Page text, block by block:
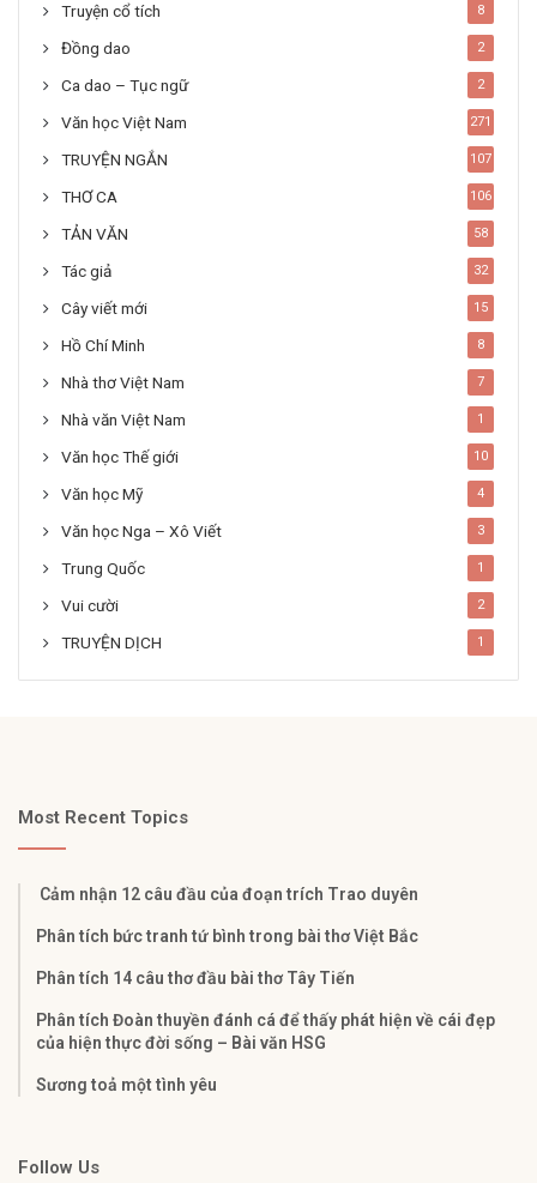
Truyện cổ tích 8
Đồng dao 2
Ca dao – Tục ngữ 2
Văn học Việt Nam 271
TRUYỆN NGẮN 107
THƠ CA 106
TẢN VĂN 58
Tác giả 32
Cây viết mới 15
Hồ Chí Minh 8
Nhà thơ Việt Nam 7
Nhà văn Việt Nam 1
Văn học Thế giới 10
Văn học Mỹ 4
Văn học Nga – Xô Viết 3
Trung Quốc 1
Vui cười 2
TRUYỆN DỊCH 1
Most Recent Topics
Cảm nhận 12 câu đầu của đoạn trích Trao duyên
Phân tích bức tranh tứ bình trong bài thơ Việt Bắc
Phân tích 14 câu thơ đầu bài thơ Tây Tiến
Phân tích Đoàn thuyền đánh cá để thấy phát hiện về cái đẹp
của hiện thực đời sống – Bài văn HSG
Sương toả một tình yêu
Follow Us